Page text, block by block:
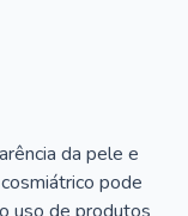
da pele e
pode